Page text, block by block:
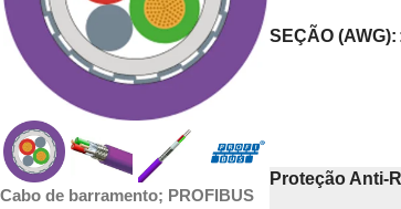
Cabo de barramento; PROFIBUS
SEÇÃO (AWG):
Proteção Anti-